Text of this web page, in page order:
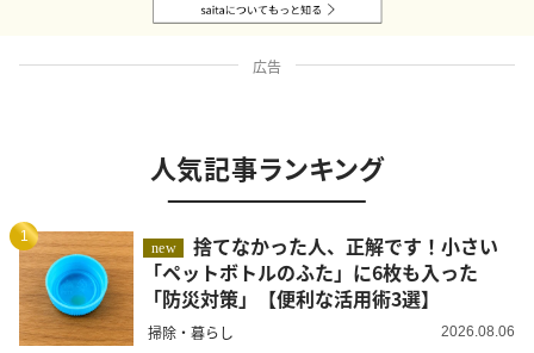
広告
人気記事ランキング
1
new
捨てなかった人、正解です！小さい
「ペットボトルのふた」に6枚も入った
「防災対策」【便利な活用術3選】
掃除・暮らし 2026.08.06